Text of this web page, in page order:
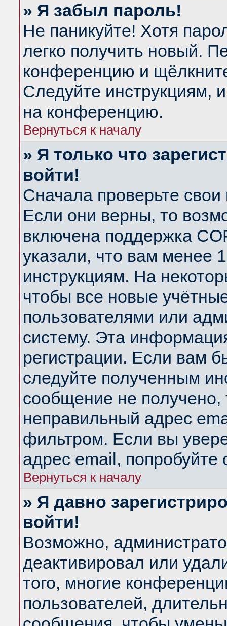
» Я забыл пароль!
Не паникуйте! Хотя
легко получить новый.
конференцию и
Следуйте инструкциям,
на конференцию.
Вернуться к началу
» Я только что
войти!
Сначала проверьте
Если они верны, то
включена поддержка
указали, что вам менее
инструкциям. На
чтобы все новые
пользователями или
систему. Эта
регистрации. Если вам
следуйте полученным
сообщение не получено,
неправильный адрес
фильтром. Если вы
адрес email, попробуйте
Вернуться к началу
» Я давно
войти!
Возможно,
деактивировал или
того, многие
пользователей,